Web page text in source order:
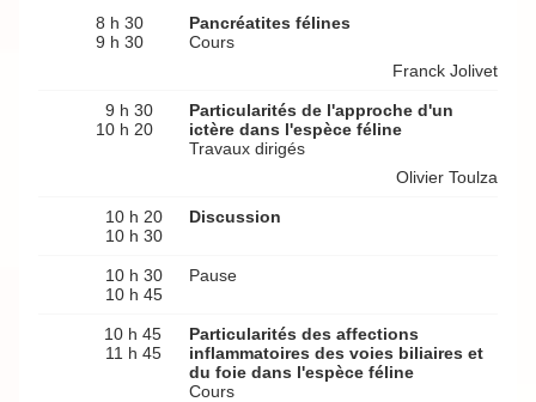
8 h 30
9 h 30
Pancréatites félines
Cours
Franck Jolivet
9 h 30
10 h 20
Particularités de l'approche d'un
ictère dans l'espèce féline
Travaux dirigés
Olivier Toulza
10 h 20
10 h 30
Discussion
10 h 30
10 h 45
Pause
10 h 45
11 h 45
Particularités des affections
inflammatoires des voies biliaires et
du foie dans l'espèce féline
Cours